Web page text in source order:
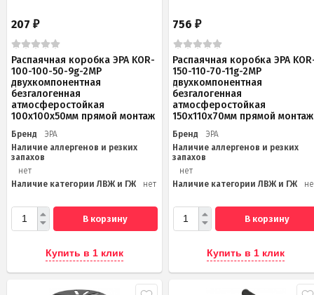
207 ₽
Распаячная коробка ЭРА KOR-
100-100-50-9g-2MP
двухкомпонентная
безгалогенная
атмосферостойкая
100х100х50мм прямой монтаж
Бренд
ЭРА
Наличие аллергенов и резких
запахов
нет
Наличие категории ЛВЖ и ГЖ
нет
В корзину
Купить в 1 клик
756₽
Распаячная коробка ЭРА
150-110-70-11g-2MP
двухкомпонентная
безгалогенная
атмосферостойкая
150х110х70мм прямой монтаж
Бренд
ЭРА
Наличие аллергенов и резких
запахов
нет
Наличие категории ЛВЖ и ГЖ
В корзину
Купить в 1 клик